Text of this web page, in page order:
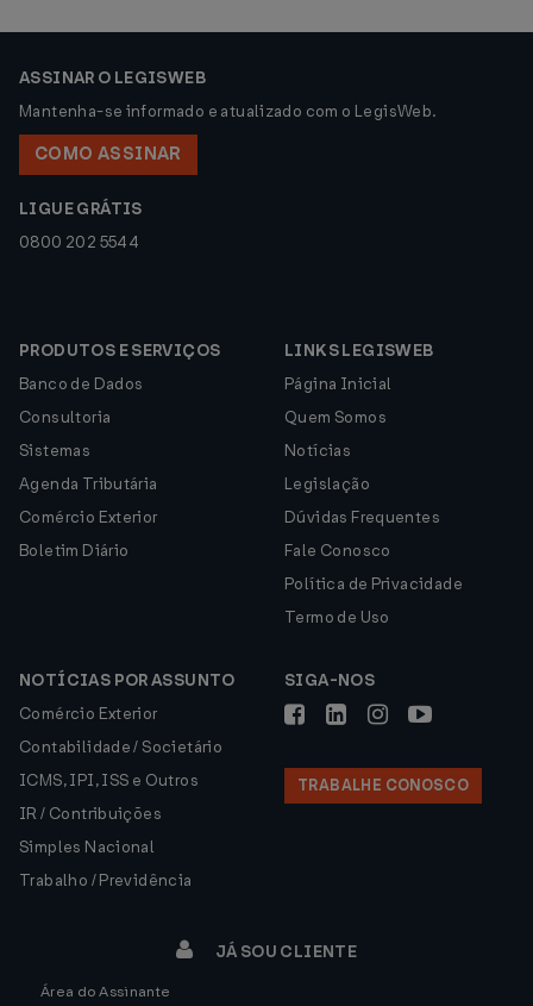
ASSINAR O LEGISWEB
Mantenha-se informado e atualizado com o LegisWeb.
COMO ASSINAR
LIGUE GRÁTIS
0800 202 5544
PRODUTOS E SERVIÇOS
Banco de Dados
Consultoria
Sistemas
Agenda Tributária
Comércio Exterior
Boletim Diário
LINKS LEGISWEB
Página Inicial
Quem Somos
Notícias
Legislação
Dúvidas Frequentes
Fale Conosco
Política de Privacidade
Termo de Uso
NOTÍCIAS POR ASSUNTO
Comércio Exterior
Contabilidade / Societário
ICMS, IPI, ISS e Outros
IR / Contribuições
Simples Nacional
Trabalho / Previdência
SIGA-NOS
TRABALHE CONOSCO
JÁ SOU CLIENTE
Área do Assinante